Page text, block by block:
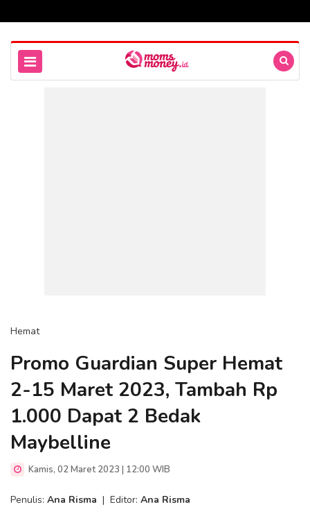
Hemat
Promo Guardian Super Hemat
2-15 Maret 2023, Tambah Rp
1.000 Dapat 2 Bedak
Maybelline
Kamis, 02 Maret 2023 | 12:00 WIB
Penulis: Ana Risma | Editor: Ana Risma